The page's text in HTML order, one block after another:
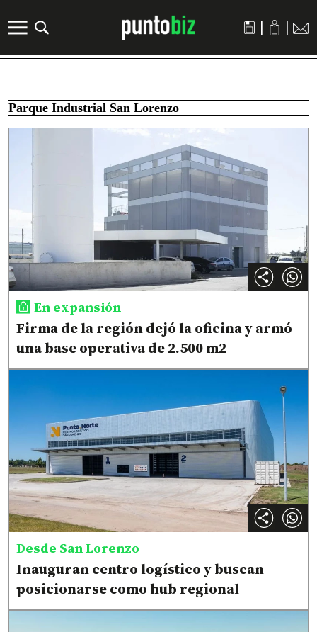
| |
Parque Industrial San Lorenzo
En expansión
Firma de la región dejó la oficina y armó
una base operativa de 2.500 m2
Desde San Lorenzo
Inauguran centro logístico y buscan
posicionarse como hub regional